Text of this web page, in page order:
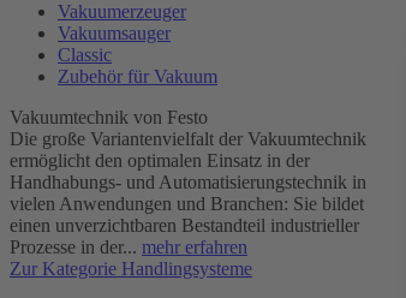
Vakuumerzeuger
Vakuumsauger
Classic
Zubehör für Vakuum
Vakuumtechnik von Festo
Die große Variantenvielfalt der Vakuumtechnik
ermöglicht den optimalen Einsatz in der
Handhabungs- und Automatisierungstechnik in
vielen Anwendungen und Branchen: Sie bildet
einen unverzichtbaren Bestandteil industrieller
Prozesse in der... mehr erfahren
Zur Kategorie Handlingsysteme